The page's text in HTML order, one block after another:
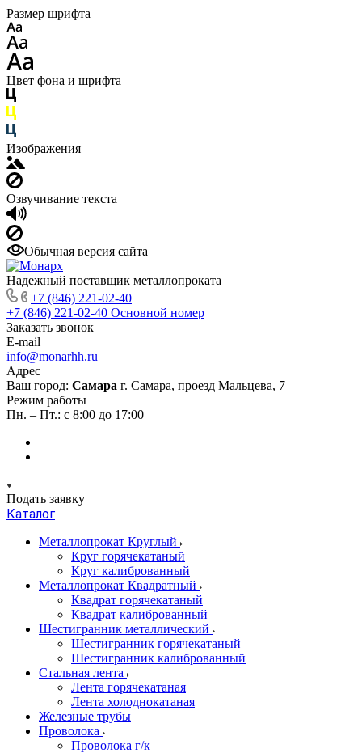
Размер шрифта
Цвет фона и шрифта
Изображения
Озвучивание текста
Обычная версия сайта
Надежный поставщик металлопроката
+7 (846) 221-02-40
+7 (846) 221-02-40 Основной номер
Заказать звонок
E-mail
info@monarhh.ru
Адрес
Ваш город: Самара г. Самара, проезд Мальцева, 7
Режим работы
Пн. – Пт.: с 8:00 до 17:00
Подать заявку
Каталог
Металлопрокат Круглый
Круг горячекатаный
Круг калиброванный
Металлопрокат Квадратный
Квадрат горячекатаный
Квадрат калиброванный
Шестигранник металлический
Шестигранник горячекатаный
Шестигранник калиброванный
Стальная лента
Лента горячекатаная
Лента холоднокатаная
Железные трубы
Проволока
Проволока г/к